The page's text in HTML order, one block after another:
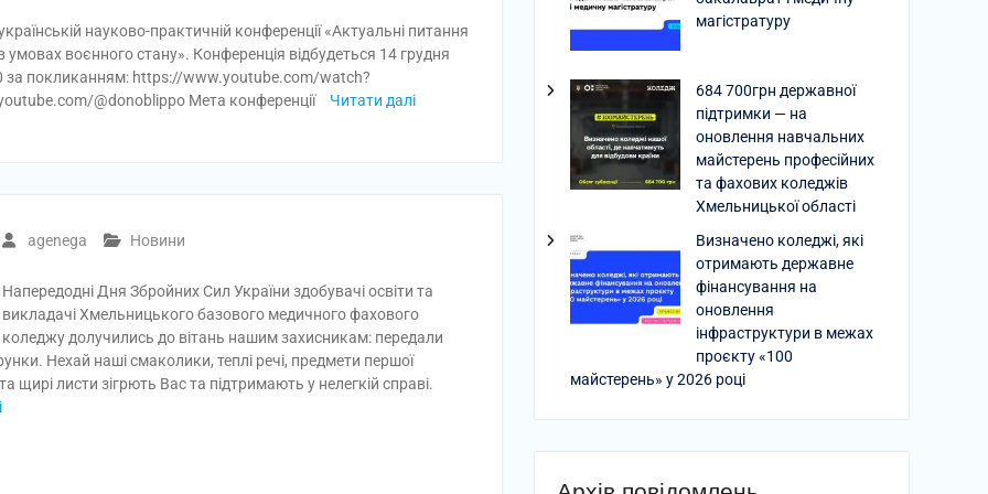
науково-практичній конференції «Актуальні питання
умовах воєнного стану». Конференція відбудеться 14 грудня
за покликанням: https://www.youtube.com/watch?
@donoblippo Мета конференції
Читати далі
agenega Новини
Напередодні Дня Збройних Сил України здобувачі освіти та
викладачі Хмельницького базового медичного фахового
коледжу долучились до вітань нашим захисникам: передали
Нехай наші смаколики, теплі речі, предмети першої
щирі листи зігрють Вас та підтримають у нелегкій справі.
магістратуру
684 700грн державної
підтримки — на
оновлення навчальних
майстерень професійних
та фахових коледжів
Хмельницької області
Визначено коледжі, які
отримають державне
фінансування на
оновлення
інфраструктури в межах
проєкту «100
майстерень» у 2026 році